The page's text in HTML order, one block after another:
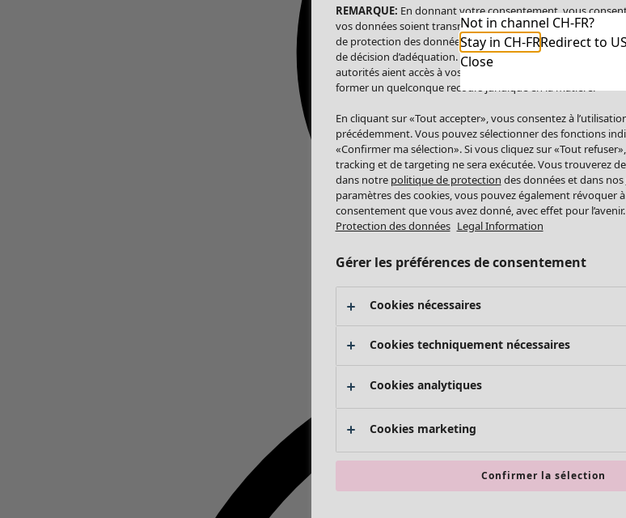
Not in channel CH-FR?
Stay in CH-FRRedirect to US
Close
REMARQUE: En donnant votre consentement, vous
vos données soient transmises aux États-Unis. Les États-
de protection des données comparable à celui de l’UE. Les
de décision d’adéquation. Par conséquent, vous vous
autorités aient accès à vos données à caractère personnel
former un quelconque recours juridique en la matière.
En cliquant sur «Tout accepter», vous consentez à
précédemment. Vous pouvez sélectionner des fonctions
«Confirmer ma sélection». Si vous cliquez sur «Tout
tracking et de targeting ne sera exécutée. Vous trouverez
dans notre politique de protection des données et dans nos
paramètres des cookies, vous pouvez également révoquer
consentement que vous avez donné, avec effet pour l’avenir.
Protection des données Legal Information
Gérer les préférences de consentement
Cookies nécessaires
Cookies techniquement nécessaires
Cookies analytiques
Cookies marketing
Confirmer la sélection